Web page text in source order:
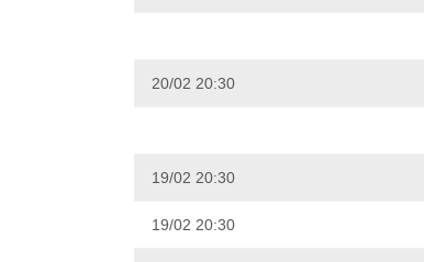
20/02 20:30
19/02 20:30
19/02 20:30